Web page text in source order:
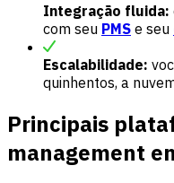
Integração fluida:
com seu PMS e seu
Escalabilidade:
quinhentos, a
Principais
management